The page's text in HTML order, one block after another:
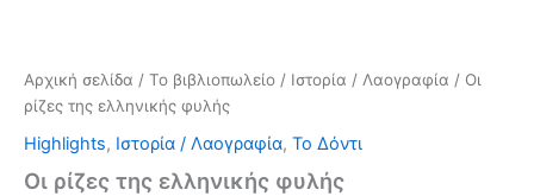
Αρχική σελίδα / Το βιβλιοπωλείο / Ιστορία / Λαογραφία / Οι
ρίζες της ελληνικής φυλής
Highlights, Ιστορία / Λαογραφία, Το Δόντι
Οι ρίζες της ελληνικής φυλής